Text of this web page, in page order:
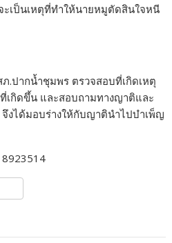
ะเป็นเหตุที่ทำให้นายหมูตัดสินใจหนี
.ปากน้ำชุมพร ตรวจสอบที่เกิดเหตุ
เกิดขึ้น และสอบถามทางญาติและ
จึงได้มอบร่างให้กับญาตินำไปบำเพ็ญ